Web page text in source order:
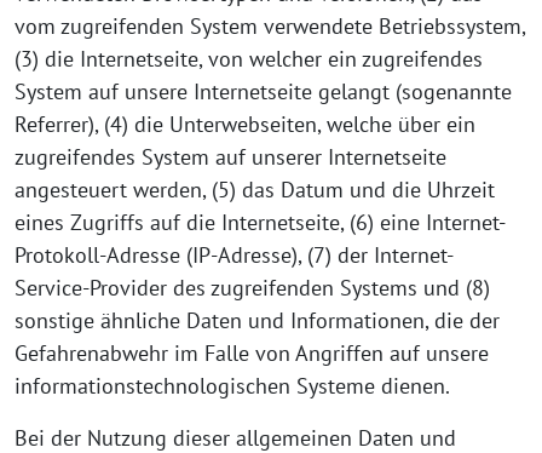
vom zugreifenden System verwendete Betriebssystem,
(3) die Internetseite, von welcher ein zugreifendes
System auf unsere Internetseite gelangt (sogenannte
Referrer), (4) die Unterwebseiten, welche über ein
zugreifendes System auf unserer Internetseite
angesteuert werden, (5) das Datum und die Uhrzeit
eines Zugriffs auf die Internetseite, (6) eine Internet-
Protokoll-Adresse (IP-Adresse), (7) der Internet-
Service-Provider des zugreifenden Systems und (8)
sonstige ähnliche Daten und Informationen, die der
Gefahrenabwehr im Falle von Angriffen auf unsere
informationstechnologischen Systeme dienen.
Bei der Nutzung dieser allgemeinen Daten und